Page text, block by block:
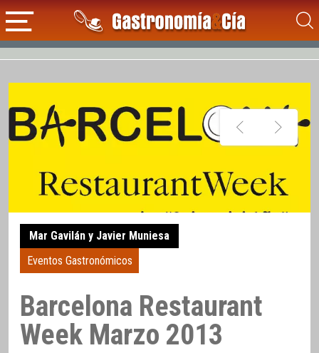
Mar Gavilán y Javier Muniesa
Eventos Gastronómicos
Barcelona Restaurant
Week Marzo 2013